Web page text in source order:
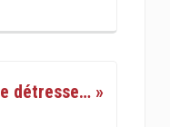
détresse… »